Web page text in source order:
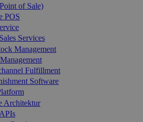
of Sale)
POS
Services
Management
Fulfillment
Software
Architektur